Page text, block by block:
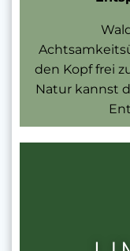
den Kopf frei
Natur kannst